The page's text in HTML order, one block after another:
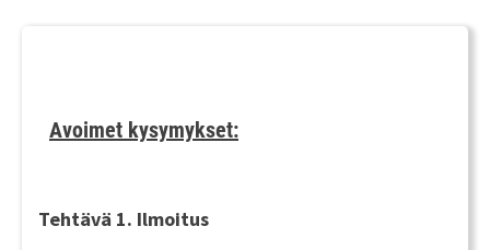
Avoimet kysymykset:
Tehtävä 1. Ilmoitus